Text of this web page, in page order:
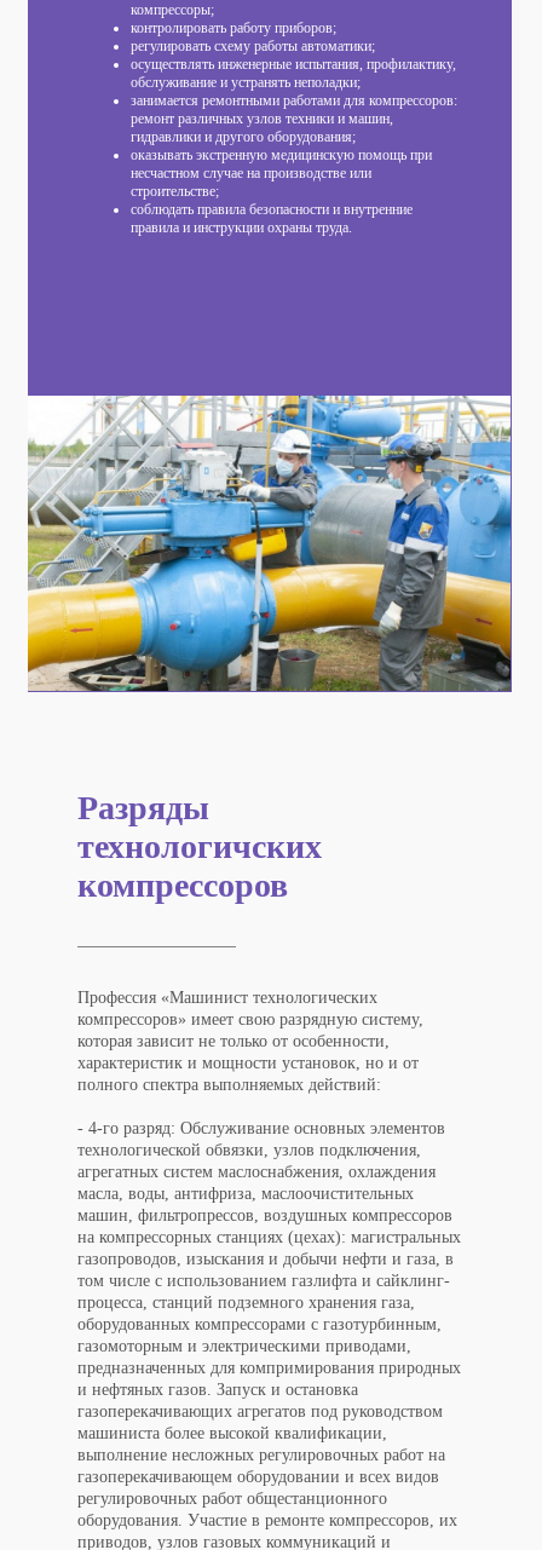
компрессоры;
контролировать работу приборов;
регулировать схему работы автоматики;
осуществлять инженерные испытания, профилактику,
обслуживание и устранять неполадки;
занимается ремонтными работами для компрессоров:
ремонт различных узлов техники и машин,
гидравлики и другого оборудования;
оказывать экстренную медицинскую помощь при
несчастном случае на производстве или
строительстве;
соблюдать правила безопасности и внутренние
правила и инструкции охраны труда.
Разряды
технологичских
компрессоров
Профессия «Машинист технологических
компрессоров» имеет свою разрядную систему,
которая зависит не только от особенности,
характеристик и мощности установок, но и от
полного спектра выполняемых действий:
- 4-го разряд: Обслуживание основных элементов
технологической обвязки, узлов подключения,
агрегатных систем маслоснабжения, охлаждения
масла, воды, антифриза, маслоочистительных
машин, фильтропрессов, воздушных компрессоров
на компрессорных станциях (цехах): магистральных
газопроводов, изыскания и добычи нефти и газа, в
том числе с использованием газлифта и сайклинг-
процесса, станций подземного хранения газа,
оборудованных компрессорами с газотурбинным,
газомоторным и электрическими приводами,
предназначенных для компримирования природных
и нефтяных газов. Запуск и остановка
газоперекачивающих агрегатов под руководством
машиниста более высокой квалификации,
выполнение несложных регулировочных работ на
газоперекачивающем оборудовании и всех видов
регулировочных работ общестанционного
оборудования. Участие в ремонте компрессоров, их
приводов, узлов газовых коммуникаций и